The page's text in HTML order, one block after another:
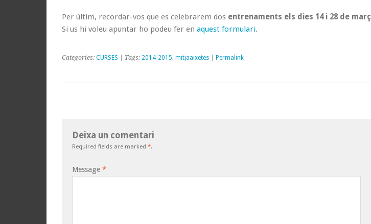
Per últim, recordar-vos que es celebrarem dos entrenaments els dies 14 i 28 de març
Si us hi voleu apuntar ho podeu fer en aquest formulari.
Categories: CURSES | Tags: 2014-2015, mitjaaixetes Permalink
Deixa un comentari
Required fields are marked *.
Message *